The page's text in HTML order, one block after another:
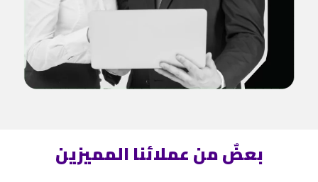
بعضٌ من عملائنا المميزين